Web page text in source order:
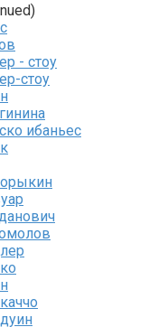
- стоу
стоу
ибаньес